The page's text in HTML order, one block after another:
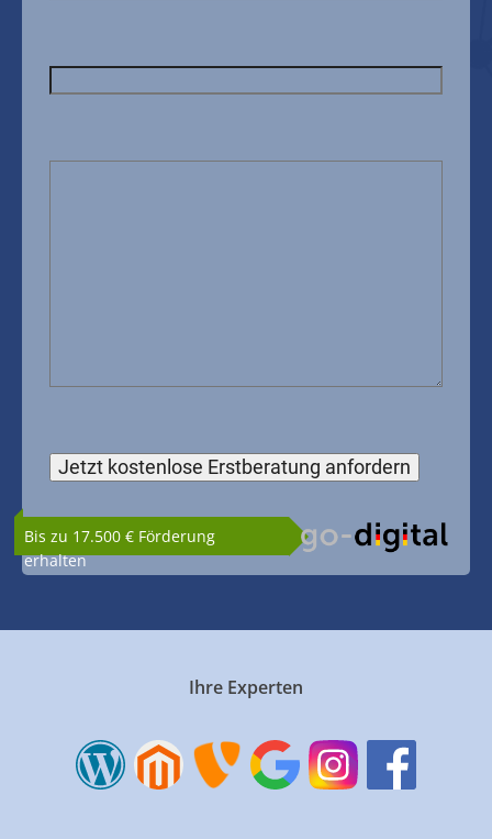
Bis zu 17.500 € Förderung
erhalten
Ihre Experten